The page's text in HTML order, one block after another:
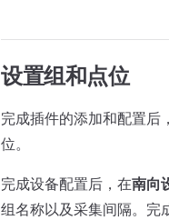
设置组和点位
完成插件的添加和配置后
位。
完成设备配置后，在南向
组名称以及采集间隔。完